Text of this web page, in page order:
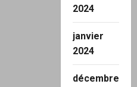
2024
janvier
2024
décembre